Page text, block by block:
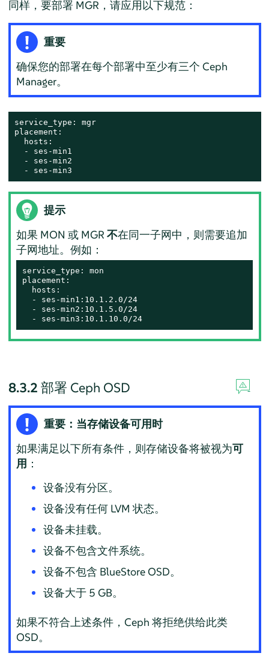
同样，要部署 MGR，请应用以下规范：
重要
确保您的部署在每个部署中至少有三个 Ceph
Manager。
service_type: mgr
placement:
  hosts:
  - ses-min1
  - ses-min2
  - ses-min3
提示
如果 MON 或 MGR不在同一子网中，则需要追加
子网地址。例如：
service_type: mon
placement:
  hosts:
  - ses-min1:10.1.2.0/24
  - ses-min2:10.1.5.0/24
  - ses-min3:10.1.10.0/24
8.3.2 部署 Ceph OSD
重要：当存储设备可用时
如果满足以下所有条件，则存储设备将被视为可
用 ：
设备没有分区。
设备没有任何 LVM 状态。
设备未挂载。
设备不包含文件系统。
设备不包含 BlueStore OSD。
设备大于 5 GB。
如果不符合上述条件，Ceph 将拒绝供给此类
OSD。